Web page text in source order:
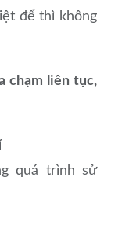
để thì không
chạm liên tục,
quá trình sử